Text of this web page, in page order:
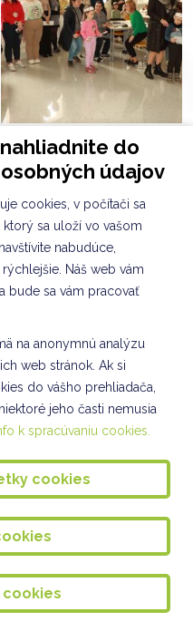
do
údajov
cookies, v počítači sa
sa uloží vo vašom
nabudúce,
Náš web vám
bude sa vám pracovať
na anonymnú analýzu
web stránok. Ak si
do vášho prehliadača,
jeho časti nemusia
k spracúvaniu cookies.
cookies